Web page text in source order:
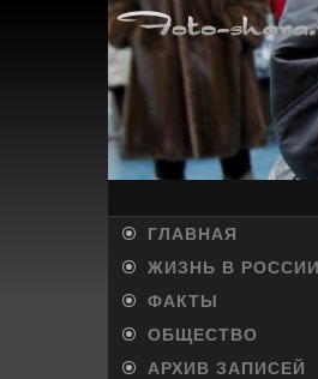
ГЛАВНАЯ
ЖИЗНЬ В РОССИИ
ФАКТЫ
ОБЩЕСТВО
АРХИВ ЗАПИСЕЙ